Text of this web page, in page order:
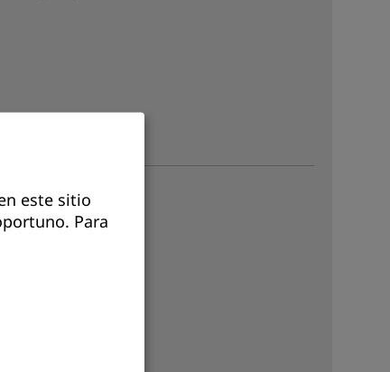
este sitio
Para